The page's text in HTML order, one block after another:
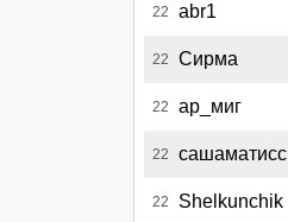
22 abr1
22 Сирма
22 ар_миг
22 сашаматисс
22 Shelkunchik